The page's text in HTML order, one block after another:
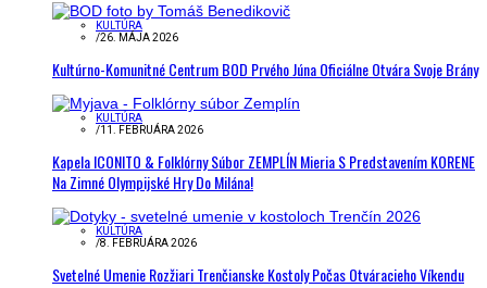
KULTÚRA
/26. MÁJA 2026
Kultúrno-Komunitné Centrum BOD Prvého Júna Oficiálne Otvára Svoje Brány
KULTÚRA
/11. FEBRUÁRA 2026
Kapela ICONITO & Folklórny Súbor ZEMPLÍN Mieria S Predstavením KORENE
Na Zimné Olympijské Hry Do Milána!
KULTÚRA
/8. FEBRUÁRA 2026
Svetelné Umenie Rozžiari Trenčianske Kostoly Počas Otváracieho Víkendu